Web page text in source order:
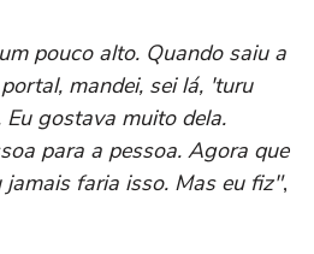
pouco alto. Quando saiu a
mandei, sei lá, 'turu
gostava muito dela.
para a pessoa. Agora que
jamais faria isso. Mas eu fiz",